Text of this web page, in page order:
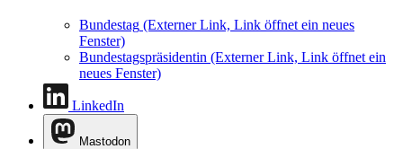
Bundestag (Externer Link, Link öffnet ein neues
Fenster)
Bundestagspräsidentin (Externer Link, Link öffnet ein
neues Fenster)
LinkedIn
Mastodon